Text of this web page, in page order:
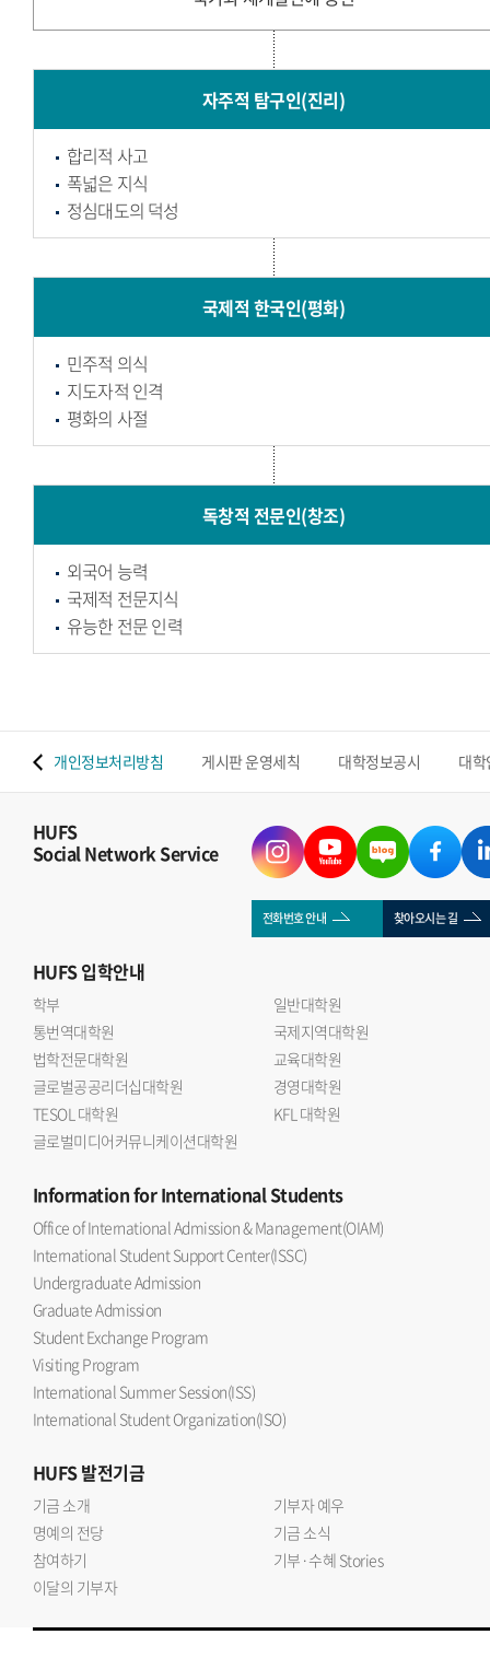
자주적 탐구인(진리)
합리적 사고
폭넓은 지식
정심대도의 덕성
국제적 한국인(평화)
민주적 의식
지도자적 인격
평화의 사절
독창적 전문인(창조)
외국어 능력
국제적 전문지식
유능한 전문 인력
개인정보처리방침 게시판 운영세칙 대학정보공시 대
HUFS
Social Network Service
전화번호 안내 찾아오시는 길
HUFS입학안내
학부
일반대학원
통번역대학원
국제지역대학원
법학전문대학원
교육대학원
글로벌공공리더십대학원
경영대학원
TESOL 대학원
KFL 대학원
글로벌미디어커뮤니케이션대학원
Informationfor International Students
Office of International Admission & Management(OIAM)
International Student Support Center(ISSC)
Undergraduate Admission
Graduate Admission
Student Exchange Program
Visiting Program
International Summer Session(ISS)
International Student Organization(ISO)
HUFS발전기금
기금 소개
기부자 예우
명예의 전당
기금 소식
참여하기
기부·수혜 Stories
이달의 기부자